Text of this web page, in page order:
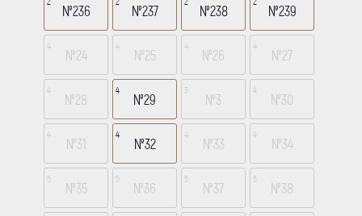
№236 №237 №238 №239
№24
4
№25
4
№26
4
№27
4
№28
4
№29
4
№3
3
№30
4
№31
4
№32
4
№33
4
№34
4
№35
5
№36
5
№37
5
№38
5